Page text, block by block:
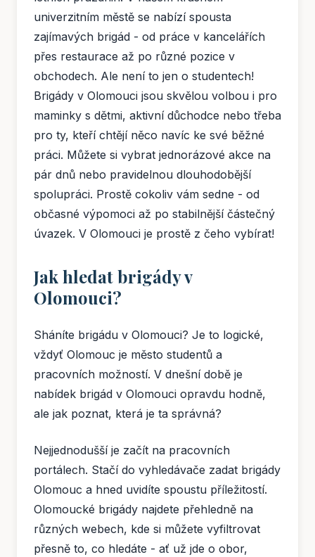
univerzitním městě se nabízí spousta
zajímavých brigád - od práce v kancelářích
přes restaurace až po různé pozice v
obchodech. Ale není to jen o studentech!
Brigády v Olomouci jsou skvělou volbou i pro
maminky s dětmi, aktivní důchodce nebo třeba
pro ty, kteří chtějí něco navíc ke své běžné
práci. Můžete si vybrat jednorázové akce na
pár dnů nebo pravidelnou dlouhodobější
spolupráci. Prostě cokoliv vám sedne - od
občasné výpomoci až po stabilnější částečný
úvazek. V Olomouci je prostě z čeho vybírat!
Jak hledat brigády v
Olomouci?
Sháníte brigádu v Olomouci? Je to logické,
vždyť Olomouc je město studentů a
pracovních možností. V dnešní době je
nabídek brigád v Olomouci opravdu hodně,
ale jak poznat, která je ta správná?
Nejjednodušší je začít na pracovních
portálech. Stačí do vyhledávače zadat brigády
Olomouc a hned uvidíte spoustu příležitostí.
Olomoucké brigády najdete přehledně na
různých webech, kde si můžete vyfiltrovat
přesně to, co hledáte - ať už jde o obor,